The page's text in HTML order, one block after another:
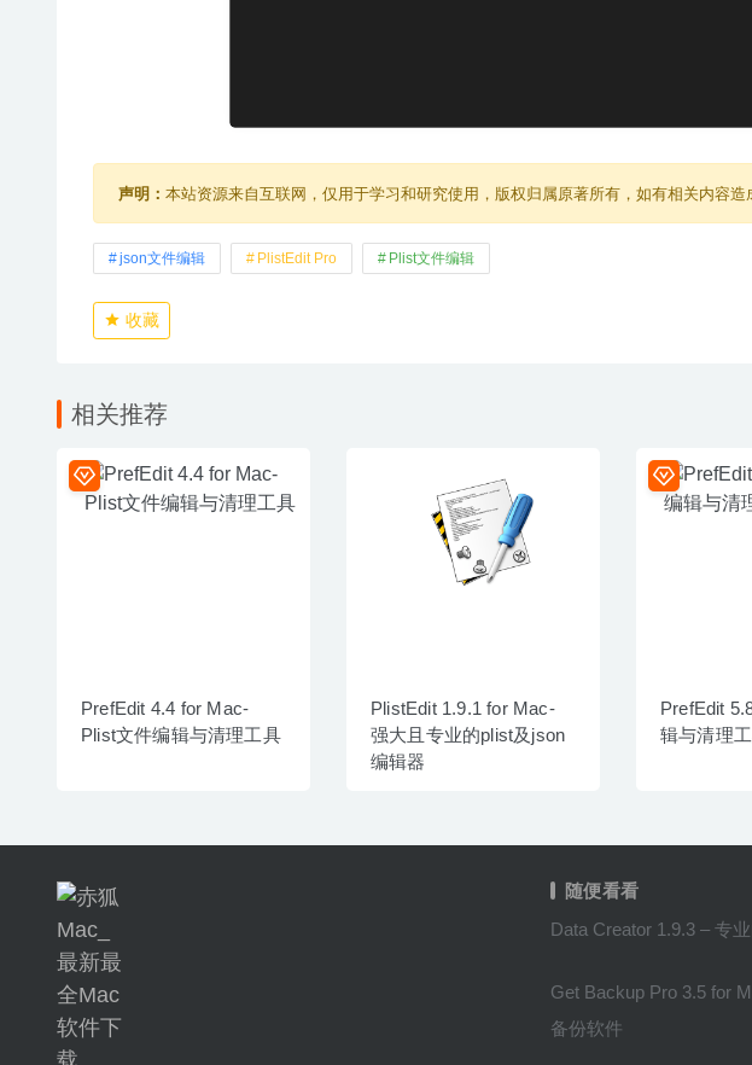
声明： 本站资源来自互联网，仅用于学习和研究使用，版权归属原著所有，如有相关内容造
json文件编辑 PlistEdit Pro Plist文件编辑
收藏
相关推荐
PrefEdit 4.4 for Mac-
Plist文件编辑与清理工具
PlistEdit 1.9.1 for Mac-
强大且专业的plist及json
编辑器
PrefEdit
辑与清理
随便看看
Data Creator 1.9.3 – 专
Get Backup Pro 3.5 for
备份软件